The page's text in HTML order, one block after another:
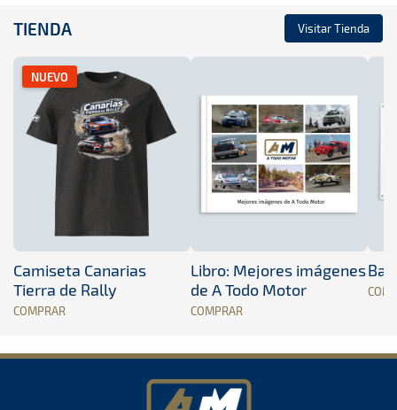
TIENDA Visitar Tienda
NUEVO
Camiseta Canarias
Tierra de Rally
COMPRAR
Libro: Mejores imágenes
de A Todo Motor
COMPRAR